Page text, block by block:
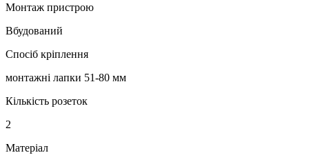
Монтаж пристрою
Вбудований
Спосіб кріплення
монтажні лапки 51-80 мм
Кількість розеток
2
Матеріал